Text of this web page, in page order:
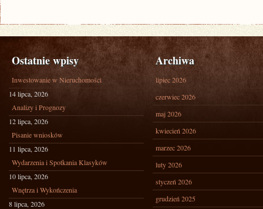
Ostatnie wpisy
Inwestowanie w Nieruchomości
14 lipca, 2026
Analizy i Prognozy
12 lipca, 2026
Pisanie wniosków
11 lipca, 2026
Wydarzenia i Spotkania Klasyków
10 lipca, 2026
Wnętrza i Wykończenia
8 lipca, 2026
Archiwa
lipiec 2026
czerwiec 2026
maj 2026
kwiecień 2026
marzec 2026
luty 2026
styczeń 2026
grudzień 2025